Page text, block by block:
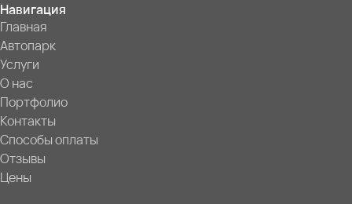
Навигация
Главная
Автопарк
Услуги
О нас
Портфолио
Контакты
Способы оплаты
Отзывы
Цены